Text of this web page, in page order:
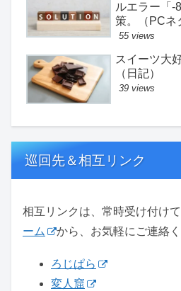
ルエラー「-
策。（PCネ
55 views
スイーツ大
（日記）
39 views
巡回先＆相互リンク
相互リンクは、常時受け付けて
ーム
から、お気軽にご連絡く
ろじぱら
変人窟